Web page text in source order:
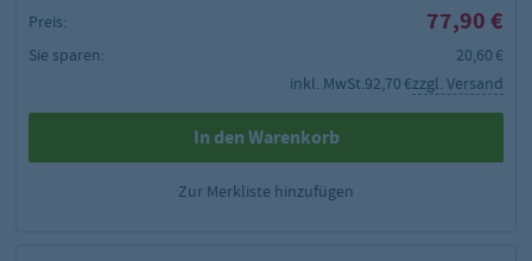
Preis:
77,90 €
Sie sparen:
20,60 €
inkl. MwSt.92,70 €zzgl. Versand
In den Warenkorb
Zur Merkliste hinzufügen